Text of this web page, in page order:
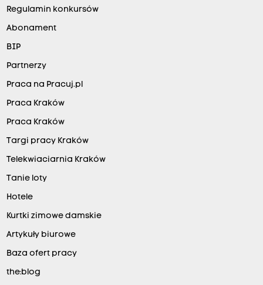
Regulamin konkursów
Abonament
BIP
Partnerzy
Praca na Pracuj.pl
Praca Kraków
Praca Kraków
Targi pracy Kraków
Telekwiaciarnia Kraków
Tanie loty
Hotele
Kurtki zimowe damskie
Artykuły biurowe
Baza ofert pracy
the:blog